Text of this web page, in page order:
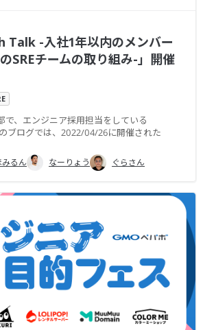
Talk -入社1年以内のメンバー
SREチームの取り組み-」開催
で、エンジニア採用担当をしている
ブログでは、2022/04/26に開催された
みるん なーりょう ぐらさん